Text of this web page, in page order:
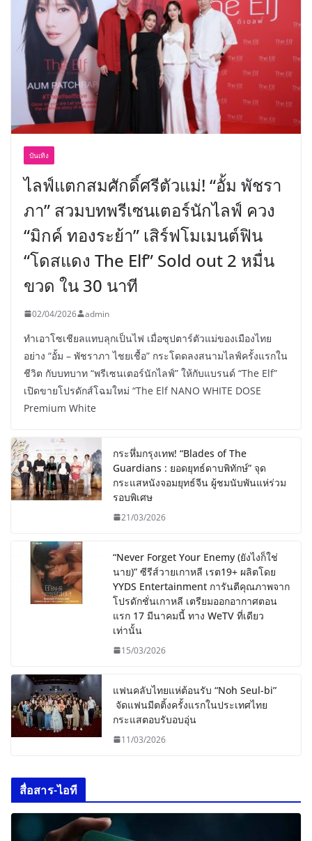
บันเทิง
ไลฟ์แตกสมศักดิ์ศรีตัวแม่! “อั้ม พัชรา
ภา” สวมบทพรีเซนเตอร์นักไลฟ์ ควง
“มิกค์ ทองระย้า” เสิร์ฟโมเมนต์ฟิน
“โดสแดง The Elf” Sold out 2 หมื่น
ขวด ใน 30 นาที
02/04/2026 admin
ทำเอาโซเชียลแทบลุกเป็นไฟ เมื่อซุปตาร์ตัวแม่ของเมืองไทย
อย่าง “อั้ม – พัชราภา ไชยเชื้อ” กระโดดลงสนามไลฟ์ครั้งแรกใน
ชีวิต กับบทบาท “พรีเซนเตอร์นักไลฟ์” ให้กับแบรนด์ “The Elf”
เปิดขายโปรดักส์โฉมใหม่ “The Elf NANO WHITE DOSE
Premium White
กระหึ่มกรุงเทพ! “Blades of The
Guardians : ยอดยุทธ์ดาบพิทักษ์” จุด
กระแสหนังจอมยุทธ์จีน ผู้ชมนับพันแห่ร่วม
รอบพิเศษ
21/03/2026
“Never Forget Your Enemy (ยังไงก็ใช่
นาย)” ซีรีส์วายเกาหลี เรต19+ ผลิตโดย
YYDS Entertainment การันตีคุณภาพจาก
โปรดักชั่นเกาหลี เตรียมออกอากาศตอน
แรก 17 มีนาคมนี้ ทาง WeTV ที่เดียว
เท่านั้น
15/03/2026
แฟนคลับไทยแห่ต้อนรับ “Noh Seul-bi”
จัดแฟนมีตติ้งครั้งแรกในประเทศไทย
กระแสตอบรับอบอุ่น
11/03/2026
สื่อสาร-ไอที